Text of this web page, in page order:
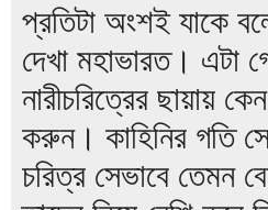
প্রতিটা অংশই যাকে
দেখা মহাভারত। এটা
নারীচরিত্রের ছায়ায়
করুন। কাহিনির গতি
চরিত্র সেভাবে তেমন